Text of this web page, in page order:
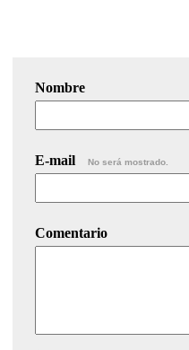
Nombre
E-mail No será mostrado.
Comentario